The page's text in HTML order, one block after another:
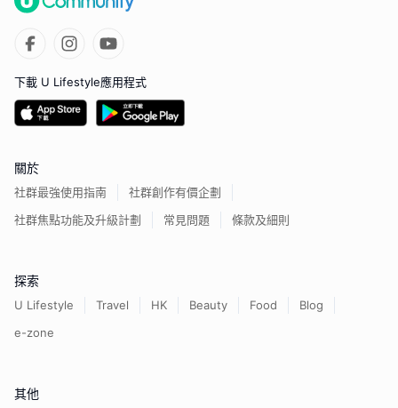
下載 U Lifestyle應用程式
關於
社群最強使用指南
社群創作有價企劃
社群焦點功能及升級計劃
常見問題 條款及細則
探索
U Lifestyle Travel HK Beauty Food
Blog
e-zone
其他